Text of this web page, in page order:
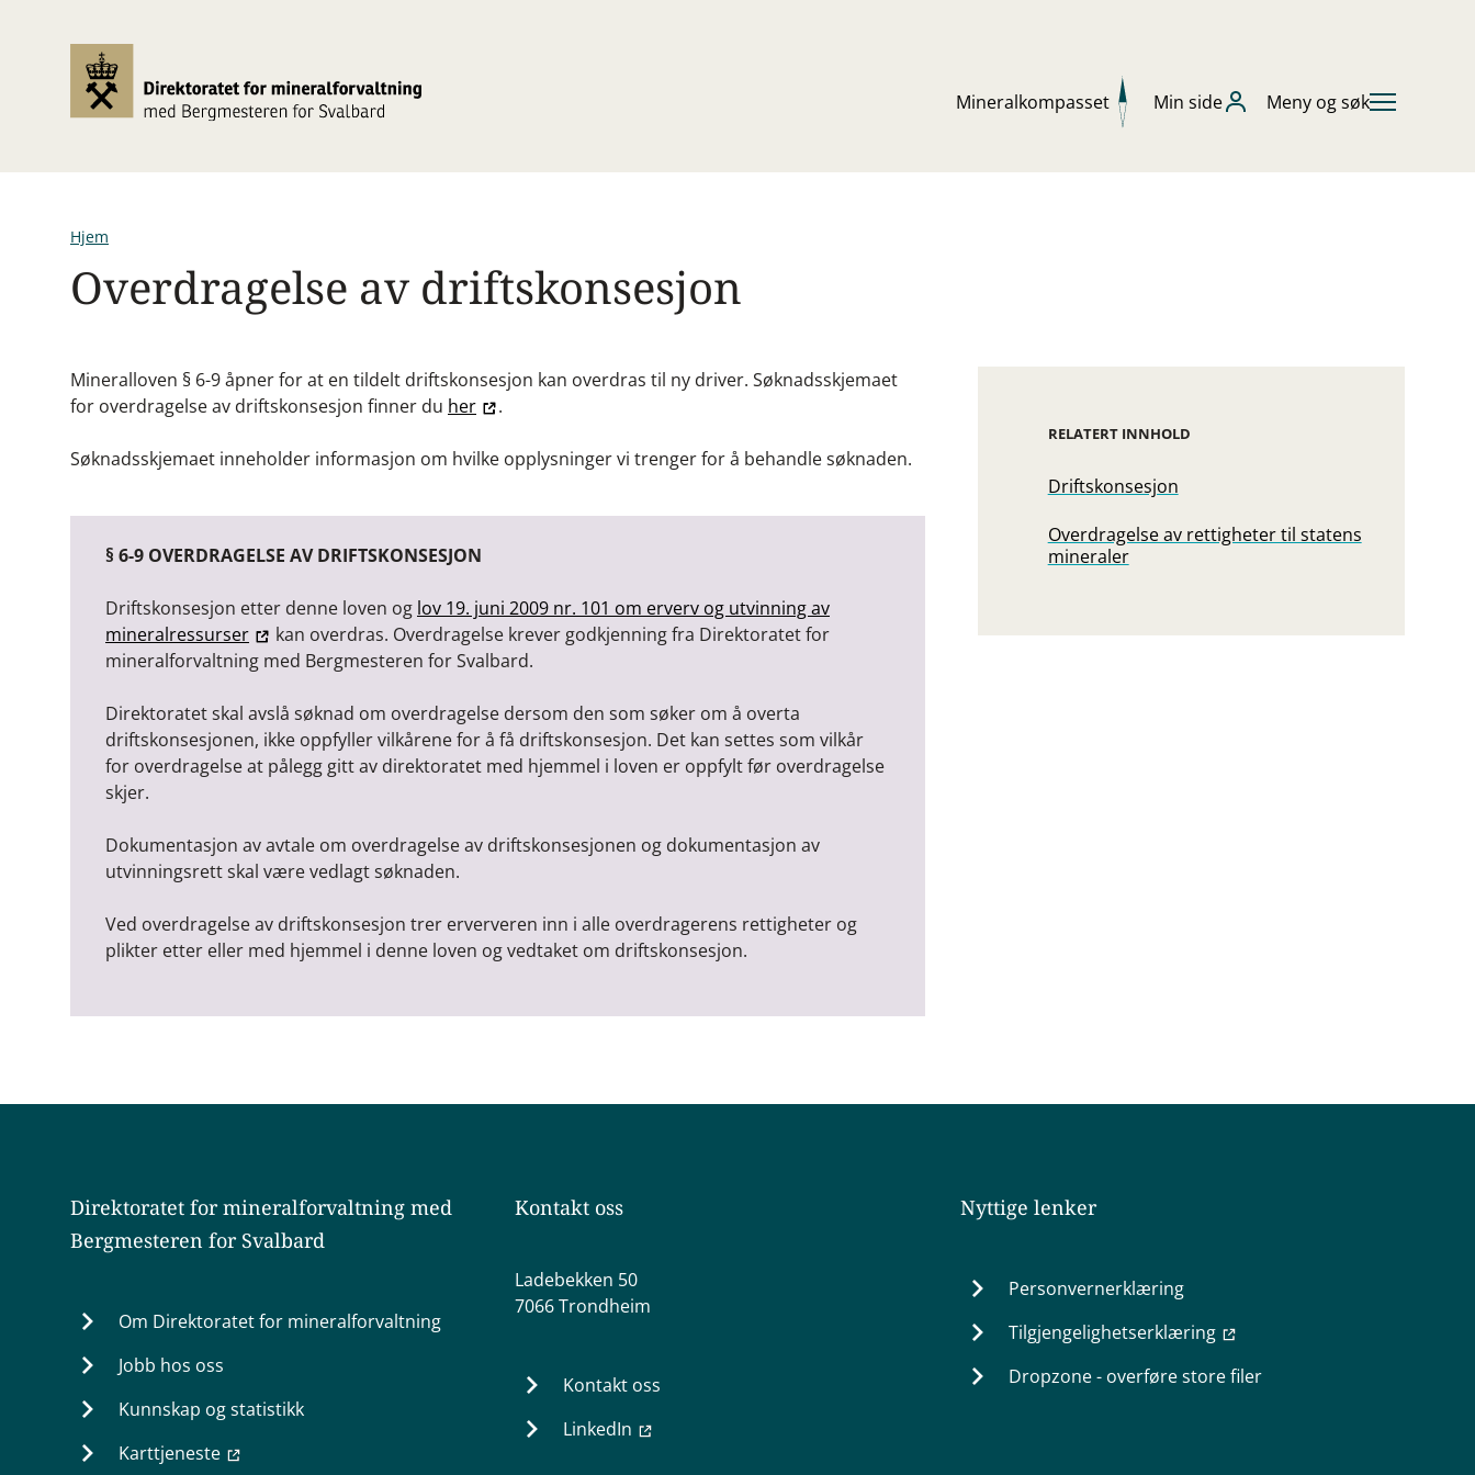
hovedinnhold
Mineralkompasset
Min side Meny og søk
Navigasjonssti
Hjem
Overdragelse av driftskonsesjon
Mineralloven § 6-9 åpner for at en tildelt driftskonsesjon kan overdras til ny driver. Søknadsskjemaet
for overdragelse av driftskonsesjon finner du her .
Søknadsskjemaet inneholder informasjon om hvilke opplysninger vi trenger for å behandle søknaden.
§ 6-9 OVERDRAGELSE AV DRIFTSKONSESJON
Driftskonsesjon etter denne loven og lov 19. juni 2009 nr. 101 om erverv og utvinning av
mineralressurser
kan overdras. Overdragelse krever godkjenning fra Direktoratet for
mineralforvaltning med Bergmesteren for Svalbard.
Direktoratet skal avslå søknad om overdragelse dersom den som søker om å overta
driftskonsesjonen, ikke oppfyller vilkårene for å få driftskonsesjon. Det kan settes som vilkår
for overdragelse at pålegg gitt av direktoratet med hjemmel i loven er oppfylt før overdragelse
skjer.
Dokumentasjon av avtale om overdragelse av driftskonsesjonen og dokumentasjon av
utvinningsrett skal være vedlagt søknaden.
Ved overdragelse av driftskonsesjon trer erververen inn i alle overdragerens rettigheter og
plikter etter eller med hjemmel i denne loven og vedtaket om driftskonsesjon.
RELATERT INNHOLD
Driftskonsesjon
Overdragelse av rettigheter til statens
mineraler
Direktoratet for mineralforvaltning med
Bergmesteren for Svalbard
Om Direktoratet for mineralforvaltning
Jobb hos oss
Kunnskap og statistikk
Karttjeneste
Kontakt oss
Ladebekken 50
7066 Trondheim
Kontakt oss
LinkedIn
Nyttige lenker
Personvernerklæring
Tilgjengelighetserklæring
Dropzone - overføre store filer